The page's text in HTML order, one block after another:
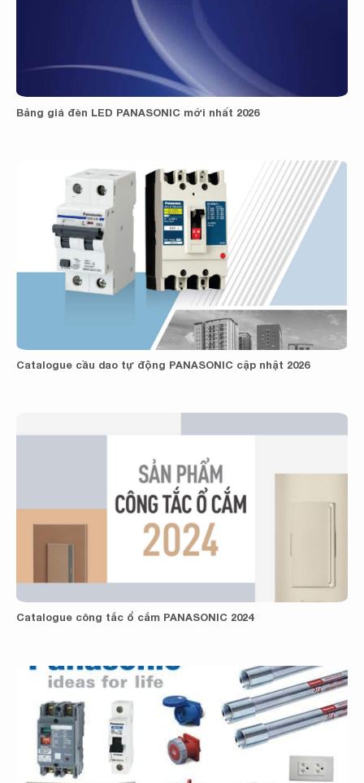
Bảng giá đèn LED PANASONIC mới nhất 2026
Catalogue cầu dao tự động PANASONIC cập nhật 2026
Catalogue công tắc ổ cắm PANASONIC 2024